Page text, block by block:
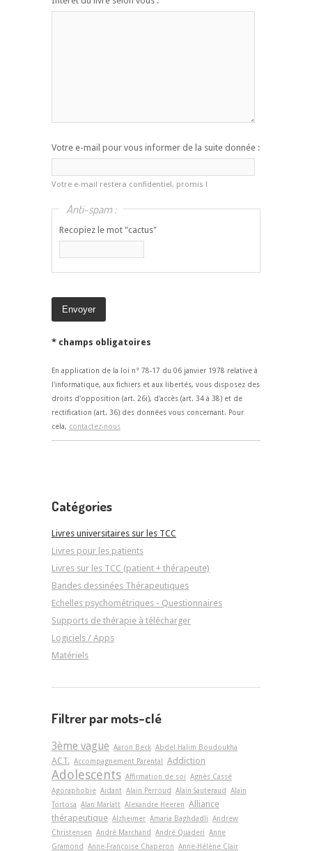
Votre e-mail pour vous informer de la suite donnée :
Votre e-mail restera confidentiel, promis !
Anti-spam :
Recopiez le mot "cactus"
* champs obligatoires
En application de la loi n° 78-17 du 06 janvier 1978 relative à
l'informatique, aux fichiers et aux libertés, vous disposez des
droits d'opposition (art. 26i), d'accès (art. 34 à 38) et de
rectification (art. 36) des données vous concernant. Pour
cela, contactez-nous
Catégories
Livres universitaires sur les TCC
Livres pour les patients
Livres sur les TCC (patient + thérapeute)
Bandes dessinées Thérapeutiques
Echelles psychométriques - Questionnaires
Supports de thérapie à télécharger
Logiciels / Apps
Matériels
Filtrer par mots-clé
3ème vague Aaron Beck Abdel Halim Boudoukha
ACT. Accompagnement Parental Addiction
Adolescents Affirmation de soi Agnès Cassé
Agoraphobie Aidant Alain Perroud Alain Sauteraud Alain
Tortosa Alan Marlatt Alexandre Heeren Alliance
thérapeutique Alzheimer Amaria Baghdadli Andrew
Christensen André Marchand André Quaderi Anne
Gramond Anne-Françoise Chaperon Anne-Hélène Clair